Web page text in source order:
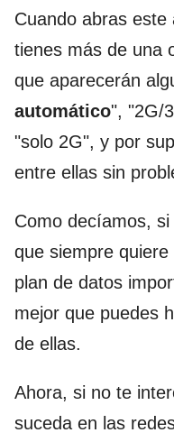
Cuando abras
tienes más de una
que aparecerán
automático", "2G/
"solo 2G", y por
entre ellas sin
Como decíamos, si
que siempre
plan de datos
mejor que puedes
de ellas.
Ahora, si no te
suceda en las